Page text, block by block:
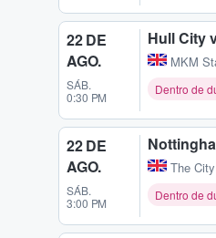
22 DE
AGO.
SÁB.
0:30 PM
Hull City
MKM
Dentro de
22 DE
AGO.
SÁB.
3:00 PM
The
Dentro de